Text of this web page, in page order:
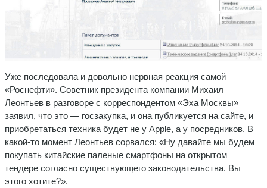
Уже последовала и довольно нервная реакция самой
«Роснефти». Советник президента компании Михаил
Леонтьев в разговоре с корреспондентом «Эха Москвы»
заявил, что это — госзакупка, и она публикуется на сайте, и
приобретаться техника будет не у Apple, а у посредников. В
какой-то момент Леонтьев сорвался: «Ну давайте мы будем
покупать китайские паленые смартфоны на открытом
тендере согласно существующего законодательства. Вы
этого хотите?».